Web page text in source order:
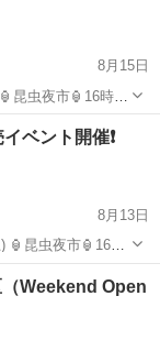
8月15日
沢市亀井野2-12-6
ますので夕方から
昆虫
ベント開催❗️
8月13日
ていますので夕方
Weekend Open